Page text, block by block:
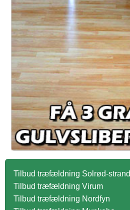
Tilbud træfældning Solrød-strand
Tilbud træfældning Virum
Tilbud træfældning Nordfyn